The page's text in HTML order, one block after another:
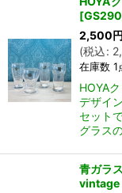
[GS290
2,500 円
(税込:
在庫数 1
HOYA
デザイ
セット
グラス
青ガラ